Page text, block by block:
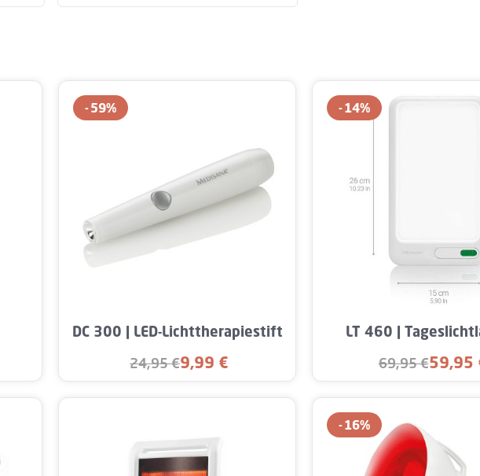
59%
Produkt Anzahl: Gib den gewünschten Wert ein
DC 300 | LED-Lichttherapiestift
Verkaufspreis:
9,99 €
Regulärer Preis:
24,95 €
14%
Produkt Anzahl:
LT 460 |
59,95
Regulärer Preis:
69,95 €
16%